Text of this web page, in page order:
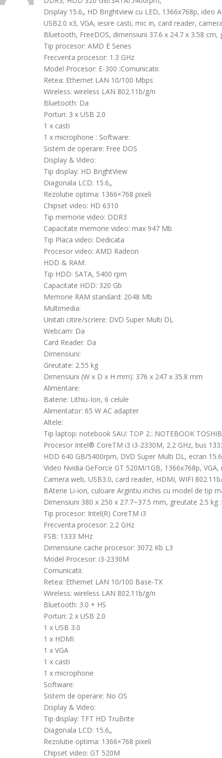
Display 15.6„ HD Brightview cu LED, 1366x768p, ideo
USB2.0 x3, VGA, iesire casti, mic in, card reader,
Bluetooth, FreeDOS, dimensiuni 37.6 x 24.7 x 3.58 cm,
Tip procesor: AMD E Series
Frecventa procesor: 1.3 GHz
Model Procesor: E-300 :Comunicatii:
Retea: Ethernet LAN 10/100 Mbps
Wireless: wireless LAN 802.11b/g/n
Bluetooth: Da
Porturi: 3 x USB 2.0
1 x casti
1 x microphone : Software:
Sistem de operare: Free DOS
Display & Video:
Tip display: HD BrightView
Diagonala LCD: 15.6„
Rezolutie optima: 1366×768 pixeli
Chipset video: HD 6310
Tip memorie video: DDR3
Capacitate memorie video: max 947 Mb
Tip Placa video: Dedicata
Procesor video: AMD Radeon
HDD & RAM:
Tip HDD: SATA, 5400 rpm
Capacitate HDD: 320 Gb
Memorie RAM standard: 2048 Mb
Multimedia:
Unitati citire/scriere: DVD Super Multi DL
Webcam: Da
Card Reader: Da
Dimensiuni:
Greutate: 2.55 kg
Dimensiuni (W x D x H mm): 376 x 247 x 35.8 mm
Alimentare:
Baterie: Lithiu-Ion, 6 celule
Alimentator: 65 W AC adapter
Altele:
Tip laptop: notebook SAU: TOP 2.: NOTEBOOK
Procesor Intel® CoreTM i3 i3-2330M, 2.2 GHz, bus
HDD 640 GB/5400rpm, DVD Super Multi DL, ecran
Video Nvidia GeForce GT 520M/1GB, 1366x768p,
Camera web, USB3.0, card reader, HDMI, WIFI
BAterie Li-ion, culoare Argintiu inchis cu model de tip
Dimensiuni 380 x 250 x 27.7~37.5 mm, greutate 2.5 kg
Tip procesor: Intel(R) CoreTM i3
Frecventa procesor: 2.2 GHz
FSB: 1333 MHz
Dimensiune cache procesor: 3072 Kb L3
Model Procesor: i3-2330M
Comunicatii:
Retea: Ethernet LAN 10/100 Base-TX
Wireless: wireless LAN 802.11b/g/n
Bluetooth: 3.0 + HS
Porturi: 2 x USB 2.0
1 x USB 3.0
1 x HDMI
1 x VGA
1 x casti
1 x microphone
Software:
Sistem de operare: No OS
Display & Video:
Tip display: TFT HD TruBrite
Diagonala LCD: 15.6„
Rezolutie optima: 1366×768 pixeli
Chipset video: GT 520M